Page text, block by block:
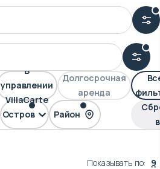
Остров Район
В
управлении
VillaCarte
Долгосрочная
аренда
Най Харн
Показывать по: 9